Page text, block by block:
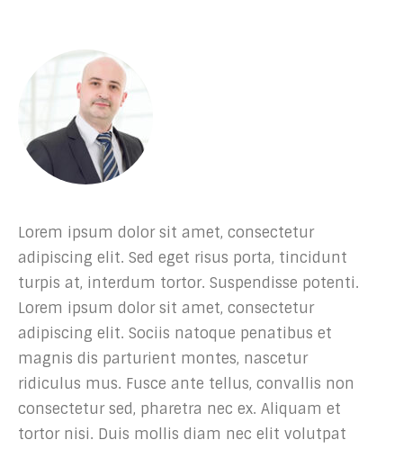
Lorem ipsum dolor sit amet, consectetur
adipiscing elit. Sed eget risus porta, tincidunt
turpis at, interdum tortor. Suspendisse potenti.
Lorem ipsum dolor sit amet, consectetur
adipiscing elit. Sociis natoque penatibus et
magnis dis parturient montes, nascetur
ridiculus mus. Fusce ante tellus, convallis non
consectetur sed, pharetra nec ex. Aliquam et
tortor nisi. Duis mollis diam nec elit volutpat